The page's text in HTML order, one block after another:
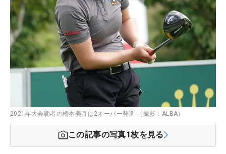
2021年大会覇者の橋本美月は2オーバー発進 （撮影：ALBA）
この記事の写真1枚を見る